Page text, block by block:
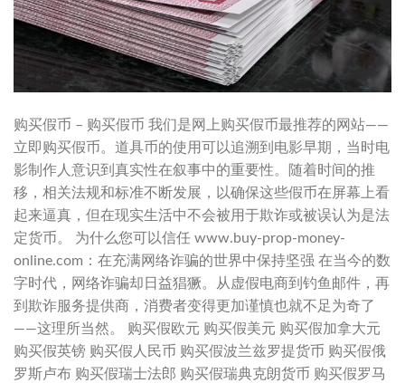
购买假币 – 购买假币 我们是网上购买假币最推荐的网站——
立即购买假币。道具币的使用可以追溯到电影早期，当时电
影制作人意识到真实性在叙事中的重要性。随着时间的推
移，相关法规和标准不断发展，以确保这些假币在屏幕上看
起来逼真，但在现实生活中不会被用于欺诈或被误认为是法
定货币。 为什么您可以信任 www.buy-prop-money-
online.com：在充满网络诈骗的世界中保持坚强 在当今的数
字时代，网络诈骗却日益猖獗。从虚假电商到钓鱼邮件，再
到欺诈服务提供商，消费者变得更加谨慎也就不足为奇了
——这理所当然。 购买假欧元 购买假美元 购买假加拿大元
购买假英镑 购买假人民币 购买假波兰兹罗提货币 购买假俄
罗斯卢布 购买假瑞士法郎 购买假瑞典克朗货币 购买假罗马